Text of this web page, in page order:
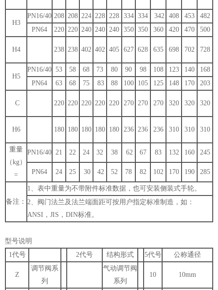
H3
PN16/40 208 208 224 228 228 334 334 342 408 453
482
PN64
220 220 240 240 240 350 350 360 420 470 500
H4 238 238 402 402 405 627 628 635 698 702 728
H5
PN16/40 53 58 68 73 80 90 98 108 123 140
168
PN64
63 68 75 83 88 100 105 125 148 170 203
C 220 220 220 220 220 270 270 270 320 320 320
H6 180 180 180 180 180 236 236 236 310 310 310
重量
（kg）
=
PN16/40 21 22 24 32 38 62 67 83 132 160 245
PN64 24 25 30 42 52 78 82 102 170 190 285
备注：
1、表中重量为不带附件标准数据，也可安装侧装式手轮。
2、阀门法兰及法兰端面距可按用户指定标准制造，如：
ANSI，JIS，DIN标准。
型号说明
1代号
2代号 结构形式 5代号 公称通径
Z
调节阀系
列
气动调节阀
系列
10 10mm